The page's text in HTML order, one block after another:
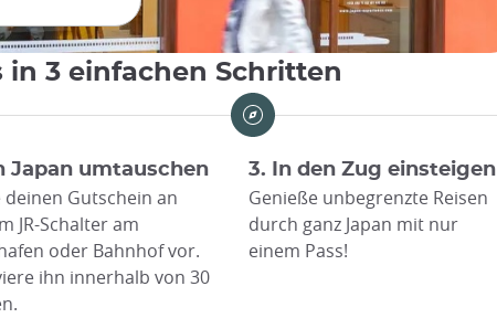
in 3 einfachen Schritten
Japan umtauschen
deinen Gutschein an
JR-Schalter am
oder Bahnhof vor.
ihn innerhalb von 30
3. In den Zug einsteigen
Genieße unbegrenzte Reisen
durch ganz Japan mit nur
einem Pass!